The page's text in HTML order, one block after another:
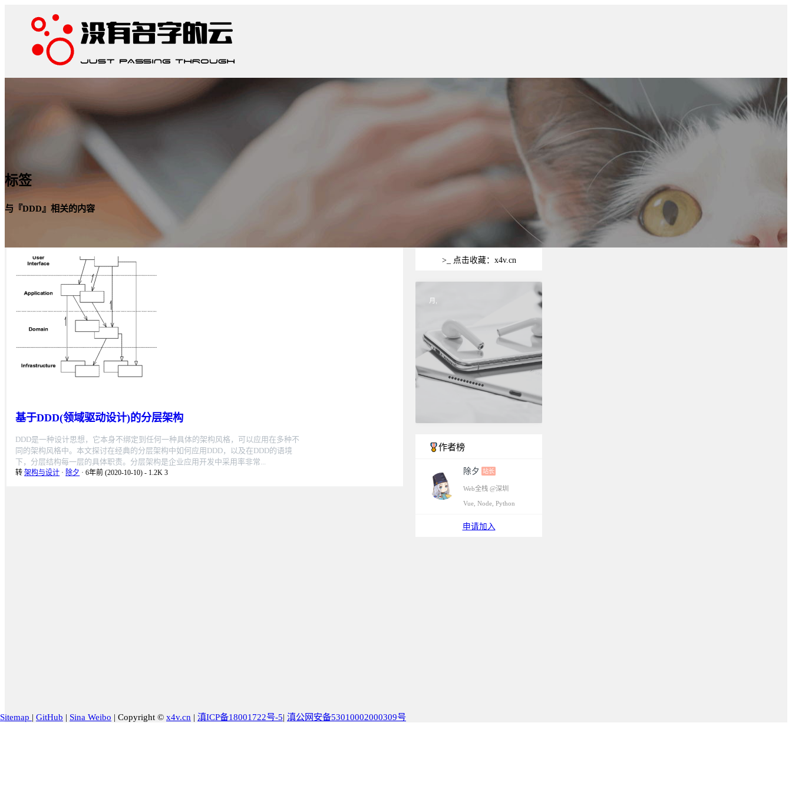
标签
与『DDD』相关的内容
基于DDD(领域驱动设计)的分层架构
DDD是一种设计思想，它本身不绑定到任何一种具体的架构风格，可以应用在多种不
同的架构风格中。本文探讨在经典的分层架构中如何应用DDD，以及在DDD的语境
下，分层结构每一层的具体职责。分层架构是企业应用开发中采用率非常...
转 架构与设计 · 除夕 · 6年前 (2020-10-10)- 1.2K3
>_ 点击收藏：x4v.cn
月,
作者榜
除夕 站长
Web全栈 @深圳
Vue, Node, Python
申请加入
Sitemap | GitHub | Sina Weibo | Copyright © x4v.cn | 滇ICP备18001722号-5| 滇公网安备53010002000309号